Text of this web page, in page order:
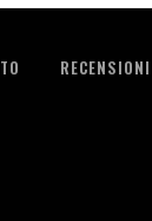
RECENSIONI